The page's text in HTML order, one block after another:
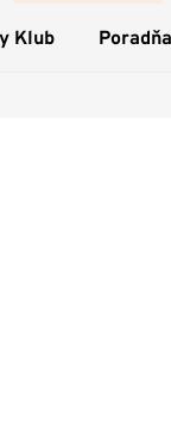
Klub Poradňa